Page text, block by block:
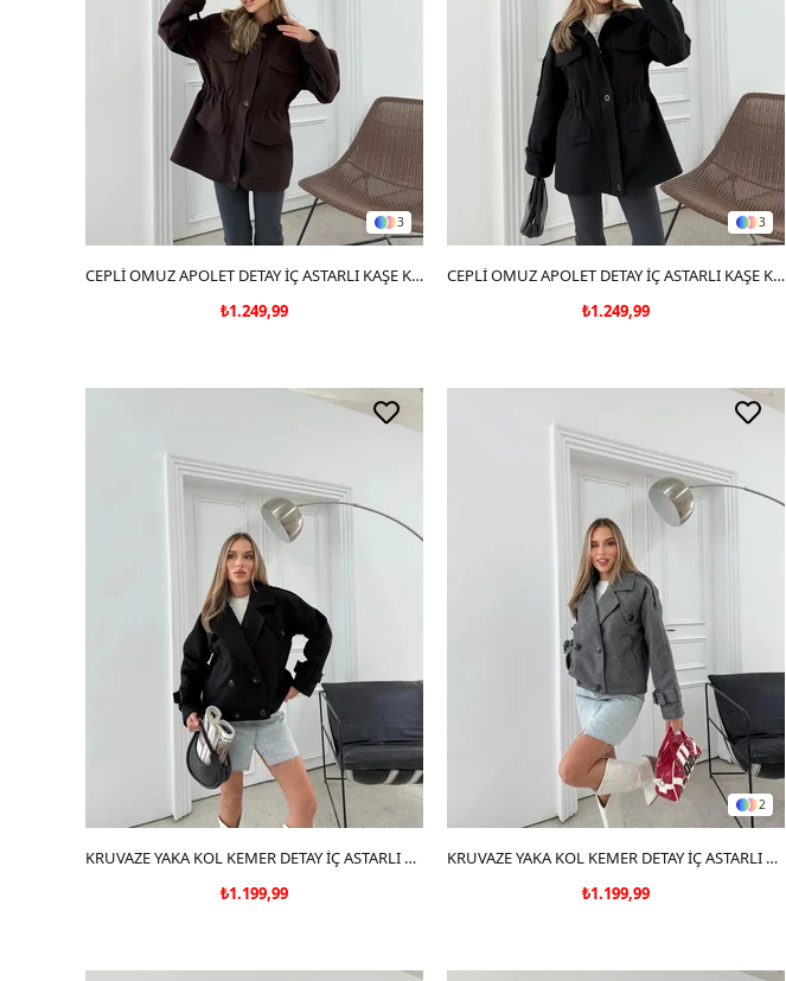
3
SEPETE EKLE
CEPLİ OMUZ APOLET DETAY İÇ ASTARLI KAŞE KABAN KAHVE
₺1.249,99
3
SEPETE EKLE
CEPLİ OMUZ APOLET DETAY İÇ ASTARLI KAŞE KABAN SİYAH
₺1.249,99
SEPETE EKLE
KRUVAZE YAKA KOL KEMER DETAY İÇ ASTARLI KAŞE KABAN SİYAH 2030
₺1.199,99
2
SEPETE EKLE
KRUVAZE YAKA KOL KEMER DETAY İÇ ASTARLI KAŞE KABAN ANTRASİT 2030
₺1.199,99